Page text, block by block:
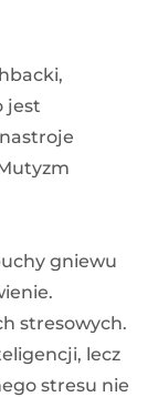
jest
gniewu
stresowych.
lecz
stresu nie